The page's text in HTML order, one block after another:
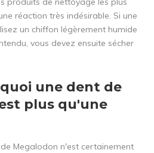
réaction très indésirable. Si une
un chiffon légèrement humide
vous devez ensuite sécher
une dent de
plus qu'une
Megalodon n'est certainement